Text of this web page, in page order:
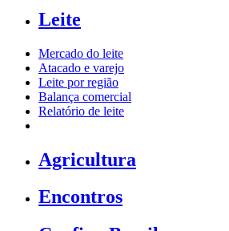
Leite
Mercado do leite
Atacado e varejo
Leite por região
Balança comercial
Relatório de leite
Agricultura
Encontros